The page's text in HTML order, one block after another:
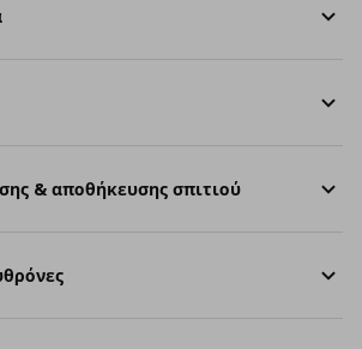
& αποθήκευσης σπιτιού